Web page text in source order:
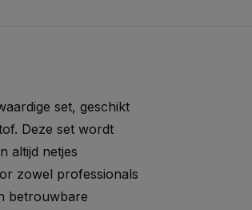
set, geschikt
Deze set wordt
altijd netjes
zowel professionals
betrouwbare